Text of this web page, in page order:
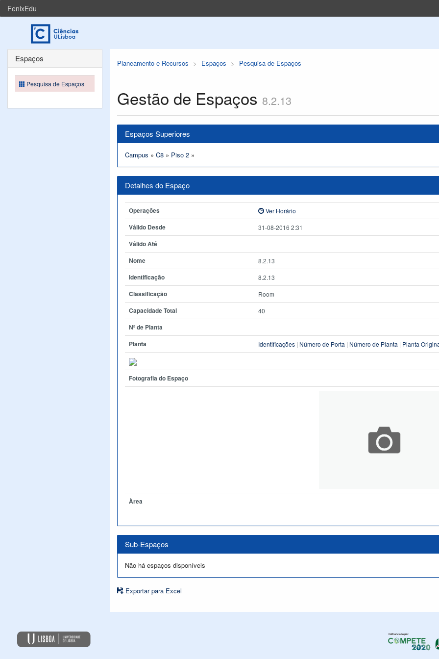
FenixEdu
Planeamento e Recursos Espaços Pesquisa de Espaços
Gestão de Espaços 8.2.13
Espaços Superiores
Campus » C8 » Piso 2 »
Detalhes do Espaço
Operações Ver Horário
Válido Desde 31-08-2016 2:31
Válido Até
Nome
8.2.13
Identificação 8.2.13
Classificação Room
Capacidade Total 40
Nº de Planta
Planta
Identificações | Número de Porta | Número de Planta | Planta
Fotografia do Espaço
Àrea
Sub-Espaços
Não há espaços disponíveis
Exportar para Excel
Espaços
Pesquisa de Espaços